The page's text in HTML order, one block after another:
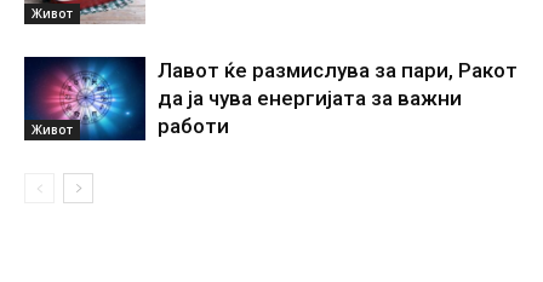
Живот
Живот
Лавот ќе размислува за пари, Ракот
да ја чува енергијата за важни
работи